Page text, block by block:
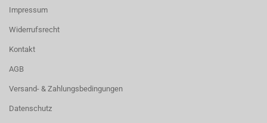
Impressum
Widerrufsrecht
Kontakt
AGB
Versand- & Zahlungsbedingungen
Datenschutz